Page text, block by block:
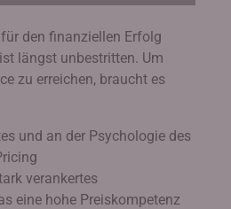
den finanziellen Erfolg
längst unbestritten. Um
zu erreichen, braucht es
und an der Psychologie des
verankertes
eine hohe Preiskompetenz